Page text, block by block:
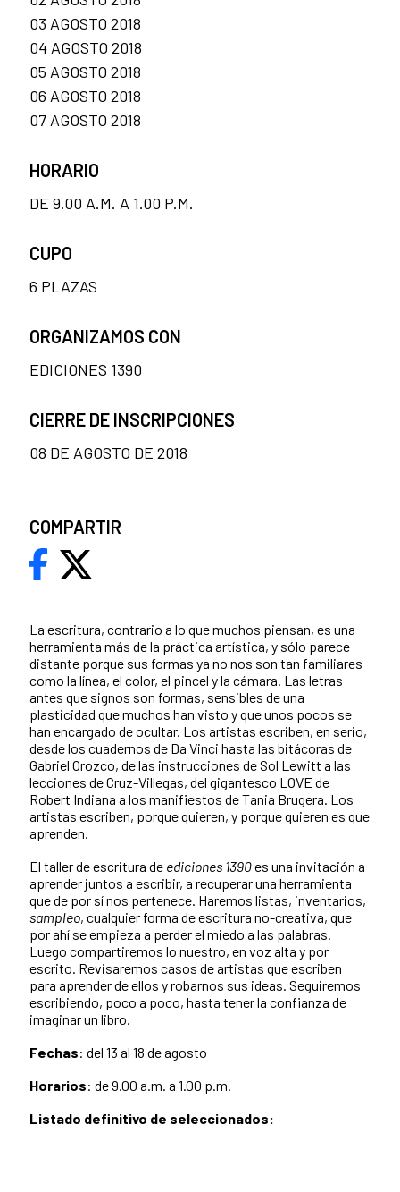
La escritura, contrario a lo que muchos piensan, es una
herramienta más de la práctica artística, y sólo parece
distante porque sus formas ya no nos son tan familiares
como la línea, el color, el pincel y la cámara. Las letras
antes que signos son formas, sensibles de una
plasticidad que muchos han visto y que unos pocos se
han encargado de ocultar. Los artistas escriben, en serio,
desde los cuadernos de Da Vinci hasta las bitácoras de
Gabriel Orozco, de las instrucciones de Sol Lewitt a las
lecciones de Cruz-Villegas, del gigantesco LOVE de
Robert Indiana a los manifiestos de Tania Brugera. Los
artistas escriben, porque quieren, y porque quieren es que
aprenden.
El taller de escritura de ediciones 1390es una invitación a
aprender juntos a escribir, a recuperar una herramienta
que de por sí nos pertenece. Haremos listas, inventarios,
sampleo, cualquier forma de escritura no-creativa, que
por ahí se empieza a perder el miedo a las palabras.
Luego compartiremos lo nuestro, en voz alta y por
escrito. Revisaremos casos de artistas que escriben
para aprender de ellos y robarnos sus ideas. Seguiremos
escribiendo, poco a poco, hasta tener la confianza de
imaginar un libro.
Fechas: del 13 al 18 de agosto
Horarios: de 9.00 a.m. a 1.00 p.m.
Listado definitivo de seleccionados:
03 AGOSTO 2018
04 AGOSTO 2018
05 AGOSTO 2018
06 AGOSTO 2018
07 AGOSTO 2018
HORARIO
DE 9.00 A.M. A 1.00 P.M.
CUPO
6 PLAZAS
ORGANIZAMOS CON
EDICIONES 1390
CIERRE DE INSCRIPCIONES
08 DE AGOSTO DE 2018
COMPARTIR